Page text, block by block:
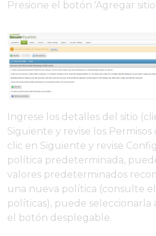
Presione el botón 'Agregar sitio'
Ingrese los detalles del sitio
Siguiente y revise los
clic en Siguiente y revise
política predeterminada,
valores predeterminados
una nueva política (consulte
políticas), puede seleccionarla
el botón desplegable.